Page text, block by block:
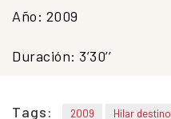
Año: 2009
Duración: 3’30’’
Tags: 2009 Hilar destino